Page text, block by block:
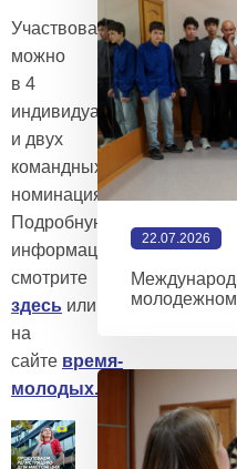
Участвовать
можно
в 4
индивидуальных
и двух
командных
номинациях!
Подробную
информацию
смотрите
здесь или
на
сайте время-
молодых.рф
22.07.2026